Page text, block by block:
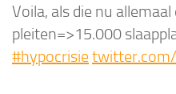
Voila, als die nu
pleiten=>15.000
#hypocrisie